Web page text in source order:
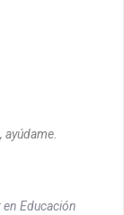
ayúdame.
Educación